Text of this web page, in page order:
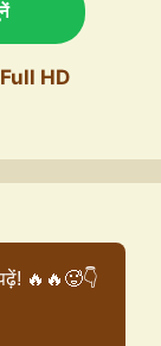
HD
🔥🔥🥵👇